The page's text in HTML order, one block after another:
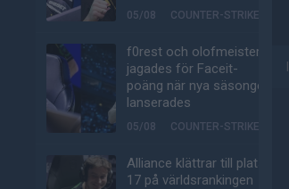
05/08 COUNTER-STRIKE
f0rest och olofmeister
jagades för Faceit-
poäng när nya säsongen
lanserades
05/08 COUNTER-STRIKE
Alliance klättrar till plats
17 på världsrankingen